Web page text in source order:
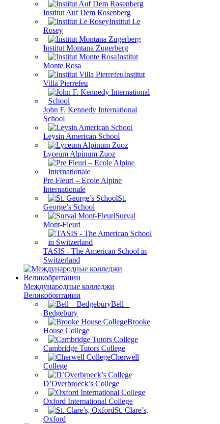
Institut Auf Dem Rosenberg
Institut Le
Rosey
Institut Montana Zugerberg
Institut
Monte Rosa
Institut
Villa Pierrefeu
John F. Kennedy International
School
Leysin American School
Lyceum Alpinum Zuoz
Pre Fleuri – Ecole Alpine
Internationale
St.
George’s School
Surval
Mont-Fleuri
TASIS - The American School in
Switzerland
Международные колледжи
Великобритании
Bell –
Bedgebury
Brooke
House College
Cambridge Tutors College
Cherwell
College
D’Overbroeck’s College
Oxford International College
St. Clare’s,
Oxford